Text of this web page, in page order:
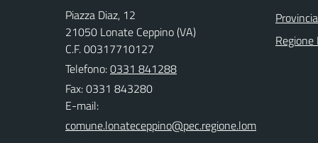
Piazza Diaz, 12
21050 Lonate Ceppino (VA)
C.F. 00317710127
Telefono:0331 841288
Fax: 0331 843280
E-mail:
Regione